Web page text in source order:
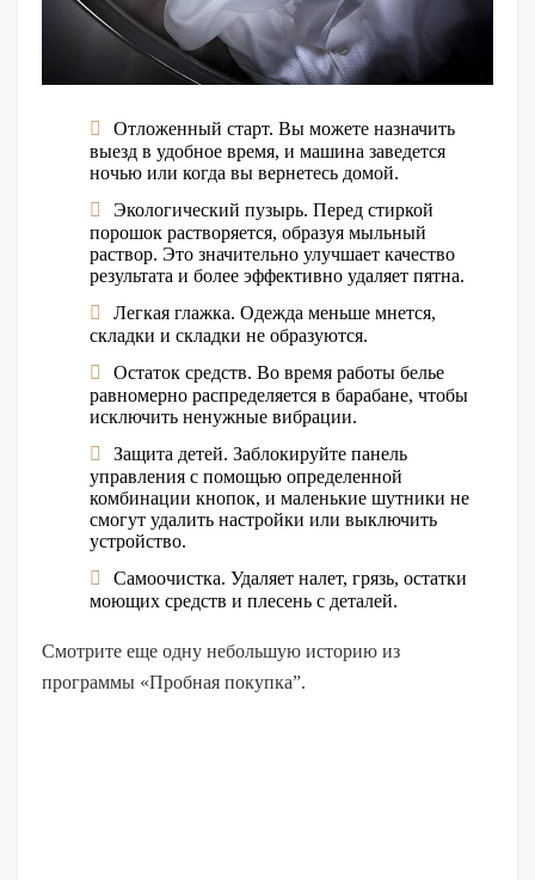
Отложенный старт. Вы можете назначить
выезд в удобное время, и машина заведется
ночью или когда вы вернетесь домой.
Экологический пузырь. Перед стиркой
порошок растворяется, образуя мыльный
раствор. Это значительно улучшает качество
результата и более эффективно удаляет пятна.
Легкая глажка. Одежда меньше мнется,
складки и складки не образуются.
Остаток средств. Во время работы белье
равномерно распределяется в барабане, чтобы
исключить ненужные вибрации.
Защита детей. Заблокируйте панель
управления с помощью определенной
комбинации кнопок, и маленькие шутники не
смогут удалить настройки или выключить
устройство.
Самоочистка. Удаляет налет, грязь, остатки
моющих средств и плесень с деталей.
Смотрите еще одну небольшую историю из
программы «Пробная покупка”.